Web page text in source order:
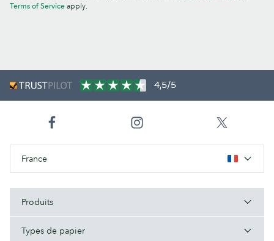
Terms of Service apply.
4,5/5
France
Produits
Types de papier